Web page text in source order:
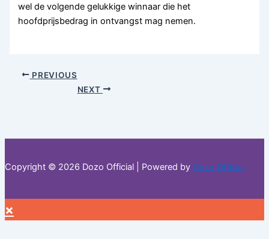
wel de volgende gelukkige winnaar die het
hoofdprijsbedrag in ontvangst mag nemen.
PREVIOUS
NEXT
Copyright © 2026 Dozo Official | Powered by Dozo Official
×